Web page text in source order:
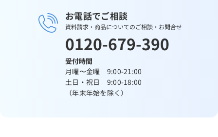
お電話でご相談
資料請求・商品についてのご相談・お問合せ
0120-679-390
受付時間
月曜〜金曜 9:00-21:00
土日・祝日 9:00-18:00
（年末年始を除く）